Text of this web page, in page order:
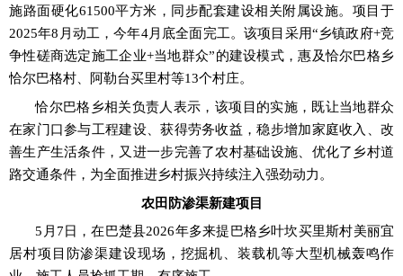
施路面硬化61500平方米，同步配套建设相关附属设施。项目于
2025年8月动工，今年4月 底全面完工。该项目采用“乡镇政府+竞
争性磋商选定施工企业+当地群众”的建设模式，惠及恰尔巴格乡
恰尔巴格村、阿勒台买里村等13个村庄。
恰尔巴格乡相关负责人表示，该项目的实施，既让当地群众
在家门口参与工程建设、获得劳务收益，稳步增加家庭收入、改
善生产生活条件，又进一步完善了农村基础设施、优化了乡村道
路交通条件，为全面推进乡村振兴持续注入强劲动力。
农田防渗渠新建项目
5月7日，在巴楚县2026年多来提巴格乡叶坎买里斯村美丽宜
居村项目防渗渠建设现场，挖掘机、装载机等大型机械轰鸣作